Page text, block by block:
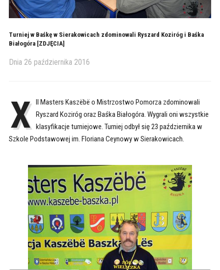
Turniej w Baśkę w Sierakowicach zdominowali Ryszard Koziróg i Baśka
Białogóra [ZDJĘCIA]
Dnia 26 października 2016
X II Masters Kaszëbë o Mistrzostwo Pomorza zdominowali
Ryszard Koziróg oraz Baśka Białogóra. Wygrali oni wszystkie
klasyfikacje turniejowe. Turniej odbył się 23 października w
Szkole Podstawowej im. Floriana Ceynowy w Sierakowicach.